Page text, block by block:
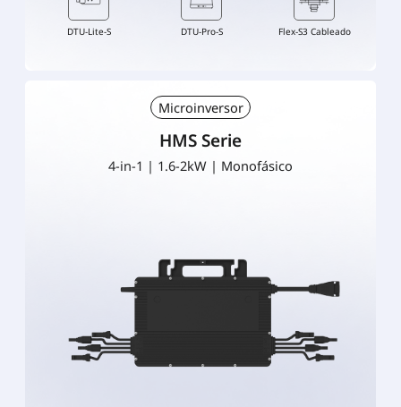
DTU-Lite-S DTU-Pro-S Flex-S3 Cableado
Microinversor
HMS Serie
4-in-1 | 1.6-2kW | Monofásico